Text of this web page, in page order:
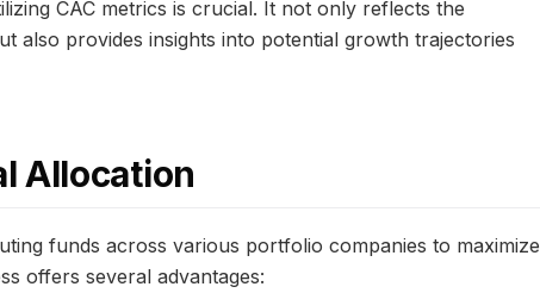
CAC metrics is crucial. It not only reflects the
also provides insights into potential growth trajectories
Allocation
funds across various portfolio companies to maximize
offers several advantages: